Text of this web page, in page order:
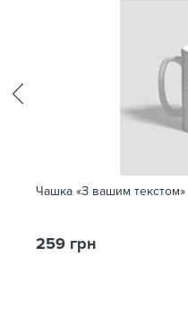
Чашка «З вашим текстом»
259 грн